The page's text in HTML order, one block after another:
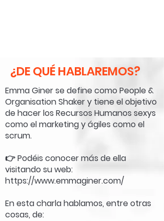
¿DE QUÉ HABLAREMOS?
Emma Giner se define como People &
Organisation Shaker y tiene el objetivo
de hacer los Recursos Humanos sexys
como el marketing y ágiles como el
scrum.
👉 Podéis conocer más de ella
visitando su web:
https://www.emmaginer.com/
En esta charla hablamos, entre otras
cosas, de: